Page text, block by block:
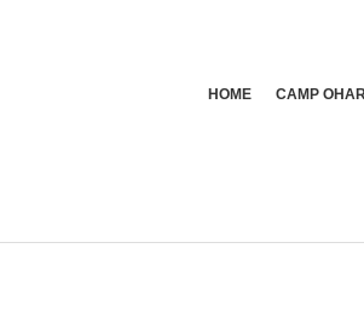
HOME CAMP